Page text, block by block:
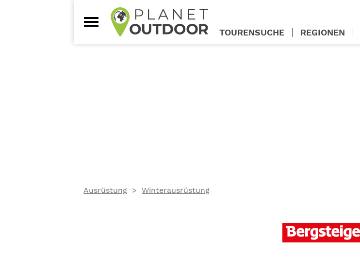
Ausrüstung Winterausrüstung
TOURENSUCHE REGIONEN